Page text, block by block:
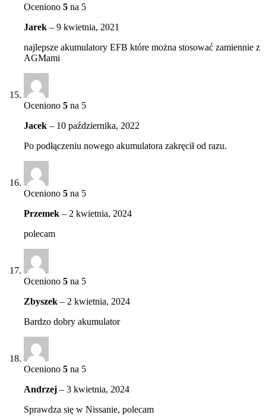
Oceniono 5 na 5
Jarek – 9 kwietnia, 2021
najlepsze akumulatory EFB które można stosować zamiennie z
AGMami
Oceniono 5 na 5
Jacek – 10 października, 2022
Po podłączeniu nowego akumulatora zakręcił od razu.
Oceniono 5 na 5
Przemek – 2 kwietnia, 2024
polecam
Oceniono 5 na 5
Zbyszek – 2 kwietnia, 2024
Bardzo dobry akumulator
Oceniono 5 na 5
Andrzej – 3 kwietnia, 2024
Sprawdza się w Nissanie, polecam